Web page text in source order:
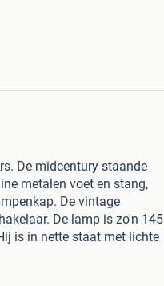
De midcentury staande
metalen voet en stang,
De vintage
De lamp is zo'n 145
is in nette staat met lichte